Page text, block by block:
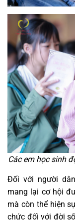
Các em học sinh
Đối với người
mang lại cơ hội
mà còn thể hiện
chức đối với đời